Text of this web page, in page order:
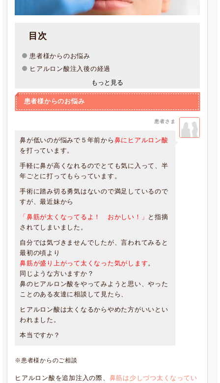
目次
患者様からのお悩み
ヒアルロン酸注入後の経過
もっと見る
患者様からのお悩み
患者さま
鼻が低いのが悩みで５年前から 鼻にヒアルロン酸
を打っています。
手軽に鼻が高くなれるのでとても気に入って、半
年ごとに打ってもらっています。
手術に踏み切る勇気はないので満足しているので
すが、最近妹から
「鼻筋が太くなってるよ！ おかしい！」
と指摘
されてしまいました。
自分では気づきませんでしたが、言われてみると
最初の頃より
鼻筋が盛り上がって太くなった気がします。
同じような方いますか？
鼻のヒアルロン酸をやってみようと思い、やった
ことのある友達に相談して見たら、
ヒアルロン酸は太くなるからやめた方がいいとい
われました。
本当ですか？
※患者様からのご相談
ヒアルロン酸を追加注入の際、 鼻筋は少しづつ太くなってい